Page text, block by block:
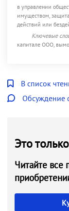
в управлении
имуществом,
действий или
Ключевые
капитале ООО,
В список
Обсуждение
Это
Читайте все